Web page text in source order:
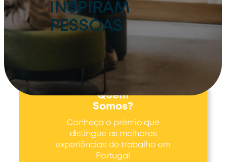
INSPIRAM
PESSOAS
Quem
Somos?
Conheça o prémio que
distingue as melhores
experiências de trabalho em
Portugal